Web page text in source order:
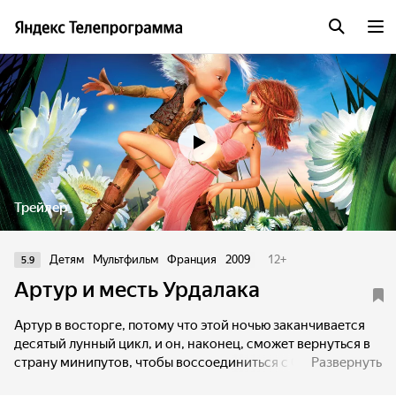
Трейлер
5.9 Детям Мультфильм Франция 2009 12+
Артур и месть Урдалака
Артур в восторге, потому что этой ночью заканчивается
десятый лунный цикл, и он, наконец, сможет вернуться в
страну минипутов, чтобы воссоединиться с Селенией. В
Развернуть